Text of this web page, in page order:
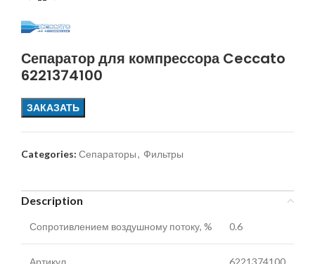
Сепаратор для компрессора Ceccato
6221374100
ЗАКАЗАТЬ
Categories: Сепараторы, Фильтры
Description
Сопротивлением воздушному потоку, % 0.6